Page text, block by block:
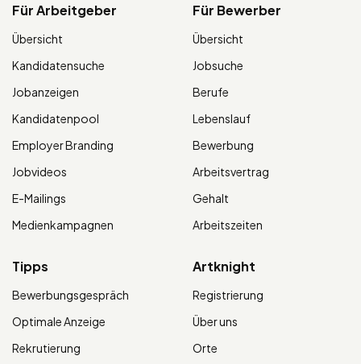
Für Arbeitgeber
Übersicht
Kandidatensuche
Jobanzeigen
Kandidatenpool
Employer Branding
Jobvideos
E-Mailings
Medienkampagnen
Für Bewerber
Übersicht
Jobsuche
Berufe
Lebenslauf
Bewerbung
Arbeitsvertrag
Gehalt
Arbeitszeiten
Tipps
Bewerbungsgespräch
Optimale Anzeige
Rekrutierung
Artknight
Registrierung
Über uns
Orte